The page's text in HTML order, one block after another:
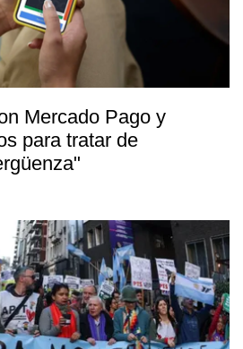
Mercado Pago y
para tratar de